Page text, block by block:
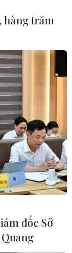
hàng trăm
đốc Sở